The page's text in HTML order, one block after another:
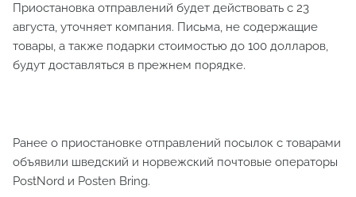
Приостановка отправлений будет действовать с 23
августа, уточняет компания. Письма, не содержащие
товары, а также подарки стоимостью до 100 долларов,
будут доставляться в прежнем порядке.
Ранее о приостановке отправлений посылок с товарами
объявили шведский и норвежский почтовые операторы
PostNord и Posten Bring.